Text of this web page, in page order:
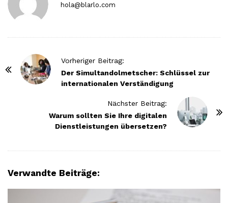
hola@blarlo.com
Vorheriger Beitrag:
Der Simultandolmetscher: Schlüssel zur
internationalen Verständigung
Nächster Beitrag:
Warum sollten Sie Ihre digitalen
Dienstleistungen übersetzen?
Verwandte Beiträge: